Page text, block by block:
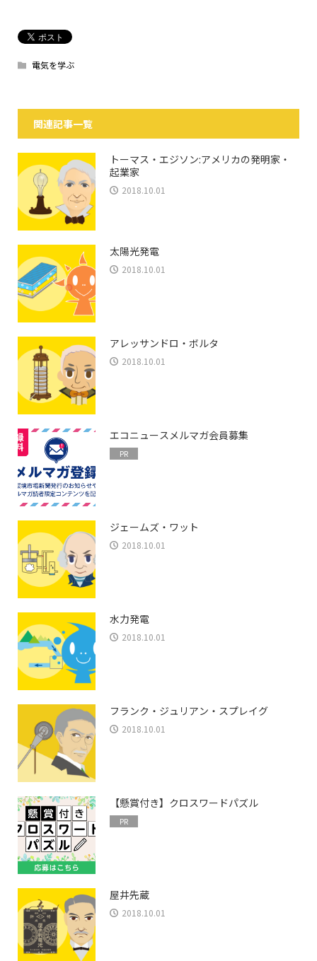
電気を学ぶ
関連記事一覧
トーマス・エジソン:アメリカの発明家・
起業家
2018.10.01
太陽光発電
2018.10.01
アレッサンドロ・ボルタ
2018.10.01
エコニュースメルマガ会員募集
PR
ジェームズ・ワット
2018.10.01
水力発電
2018.10.01
フランク・ジュリアン・スプレイグ
2018.10.01
【懸賞付き】クロスワードパズル
PR
屋井先蔵
2018.10.01